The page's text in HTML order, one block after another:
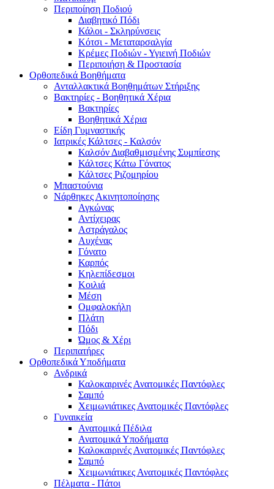
Περιποίηση Ποδιού
Διαβητικό Πόδι
Κάλοι - Σκληρύνσεις
Κότσι - Μεταταρσαλγία
Κρέμες Ποδιών - Υγιεινή Ποδιών
Περιποιήση & Προστασία
Ορθοπεδικά Βοηθήματα
Ανταλλακτικά Βοηθημάτων Στήριξης
Βακτηρίες - Βοηθητικά Χέρια
Βακτηρίες
Βοηθητικά Χέρια
Είδη Γυμναστικής
Ιατρικές Κάλτσες - Καλσόν
Καλσόν Διαβαθμισμένης Συμπίεσης
Κάλτσες Κάτω Γόνατος
Κάλτσες Ριζομηρίου
Μπαστούνια
Νάρθηκες Ακινητοποίησης
Αγκώνας
Αντίχειρας
Αστράγαλος
Αυχένας
Γόνατο
Καρπός
Κηλεπίδεσμοι
Κοιλιά
Μέση
Ομφαλοκήλη
Πλάτη
Πόδι
Ώμος & Χέρι
Περιπατήρες
Ορθοπεδικά Υποδήματα
Ανδρικά
Καλοκαιρινές Ανατομικές Παντόφλες
Σαμπό
Χειμωνιάτικες Ανατομικές Παντόφλες
Γυναικεία
Ανατομικά Πέδιλα
Ανατομικά Υποδήματα
Καλοκαιρινές Ανατομικές Παντόφλες
Σαμπό
Χειμωνιάτικες Ανατομικές Παντόφλες
Πέλματα - Πάτοι